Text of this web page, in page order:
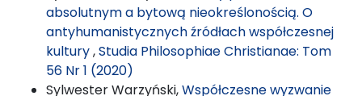
absolutnym a bytową nieokreślonością. O
antyhumanistycznych źródłach współczesnej
kultury,Studia Philosophiae Christianae: Tom
56 Nr 1 (2020)
Sylwester Warzyński,Współczesne wyzwanie